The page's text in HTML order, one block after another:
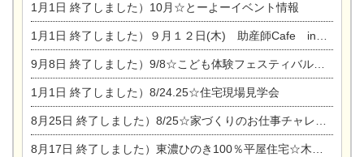
1月1日 終了しました）10月☆とーよーイベント情報
1月1日 終了しました）９月１２日(木) 助産師Cafe in東陽住建
9月8日 終了しました）9/8☆こども体験フェスティバル☆一宮市民会館
1月1日 終了しました）8/24.25☆住宅現場見学会
8月25日 終了しました）8/25☆家づくりのお仕事チャレンジ
8月17日 終了しました）東濃ひのき100％平屋住宅☆木の家完成見学会